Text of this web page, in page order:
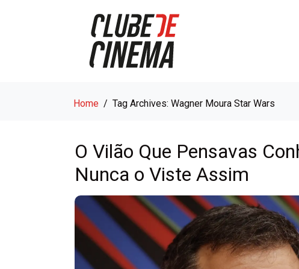
Home Tag Archives: Wagner Moura Star Wars
O Vilão Que Pensavas
Nunca o Viste Assim